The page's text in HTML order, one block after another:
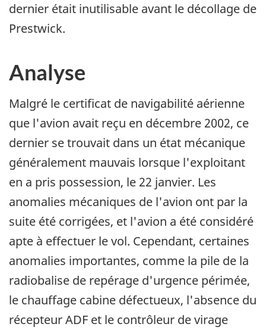
dernier était inutilisable avant le décollage de
Prestwick.
Analyse
Malgré le certificat de navigabilité aérienne
que l'avion avait reçu en décembre 2002, ce
dernier se trouvait dans un état mécanique
généralement mauvais lorsque l'exploitant
en a pris possession, le 22 janvier. Les
anomalies mécaniques de l'avion ont par la
suite été corrigées, et l'avion a été considéré
apte à effectuer le vol. Cependant, certaines
anomalies importantes, comme la pile de la
radiobalise de repérage d'urgence périmée,
le chauffage cabine défectueux, l'absence du
récepteur ADF et le contrôleur de virage